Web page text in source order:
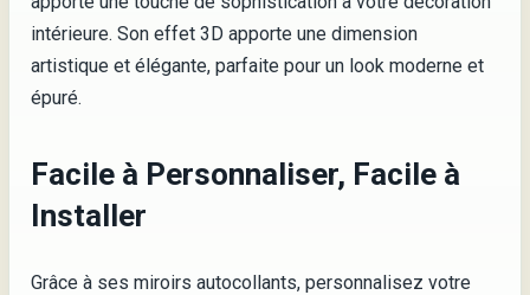
intérieure. Son effet 3D apporte une dimension
artistique et élégante, parfaite pour un look moderne et
épuré.
Facile à Personnaliser, Facile à
Installer
Grâce à ses miroirs autocollants, personnalisez votre